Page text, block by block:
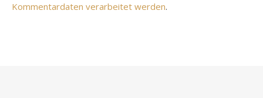
Kommentardaten verarbeitet werden.